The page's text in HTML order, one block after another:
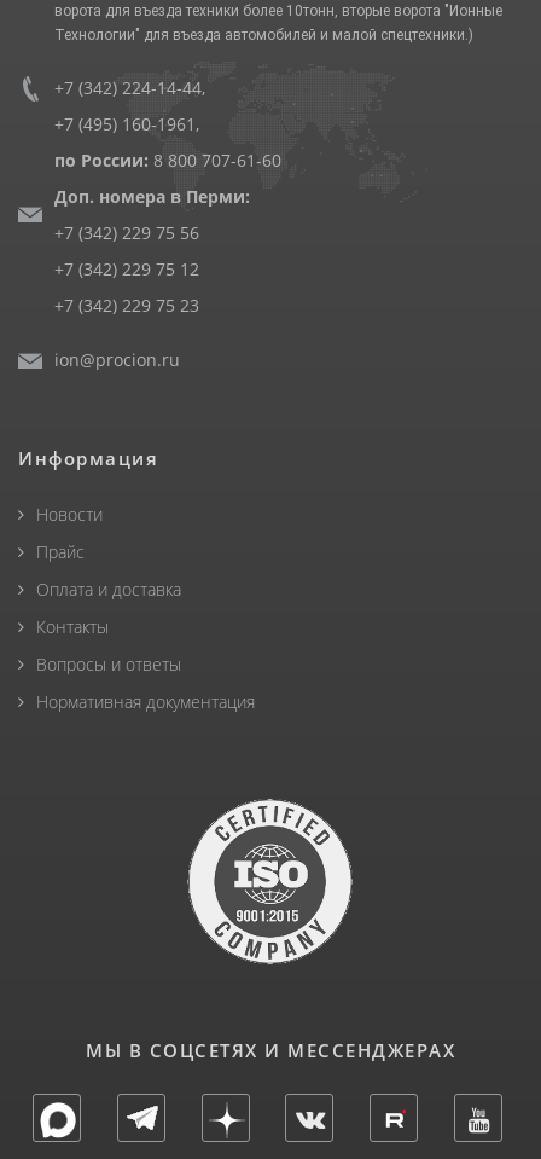
ворота для въезда техники более 10тонн, вторые ворота "Ионные
Технологии" для въезда автомобилей и малой спецтехники.)
+7 (342) 224-14-44,
+7 (495) 160-1961 ,
по России: 8 800 707-61-60
Доп. номера в Перми:
+7 (342) 229 75 56
+7 (342) 229 75 12
+7 (342) 229 75 23
ion@procion.ru
Информация
Новости
Прайс
Оплата и доставка
Контакты
Вопросы и ответы
Нормативная документация
МЫ В СОЦСЕТЯХ И МЕССЕНДЖЕРАХ